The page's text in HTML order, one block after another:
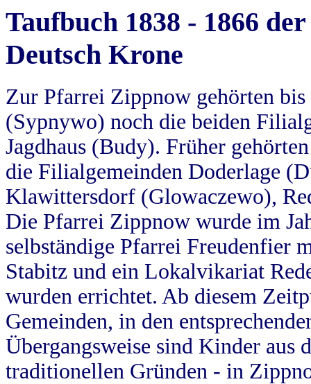
Taufbuch 1838 - 1866
Deutsch Krone
Zur Pfarrei Zippnow gehörten
(Sypnywo) noch die beiden
Jagdhaus (Budy). Früher
die Filialgemeinden Doderlage
Klawittersdorf (Glowaczewo),
Die Pfarrei Zippnow wurde im
selbständige Pfarrei Freudenfier
Stabitz und ein Lokalvikariat
wurden errichtet. Ab diesem
Gemeinden, in den
Übergangsweise sind Kinder aus
traditionellen Gründen - in